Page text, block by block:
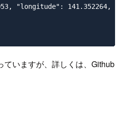
"longitude": 141.352264,
ていますが、詳しくは、Github